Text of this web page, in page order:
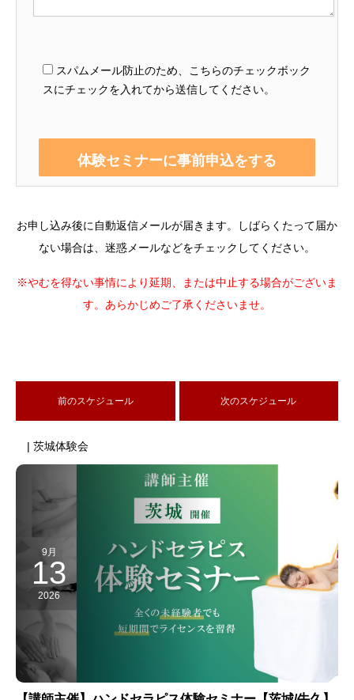
スパムメール防止のため、こちらのチェックボック
スにチェックを入れてから送信してください。
お申し込み後に自動返信メールが届きます。しばらくたって届か
ない場合は、迷惑メールなどをチェックしてください。
※やむを得ない事情により延期、または中止する場合がございま
す。あらかじめご了承くださいませ。
前のスケジュール 次のスケジュール
| 茨城体験会
9月
13
2026